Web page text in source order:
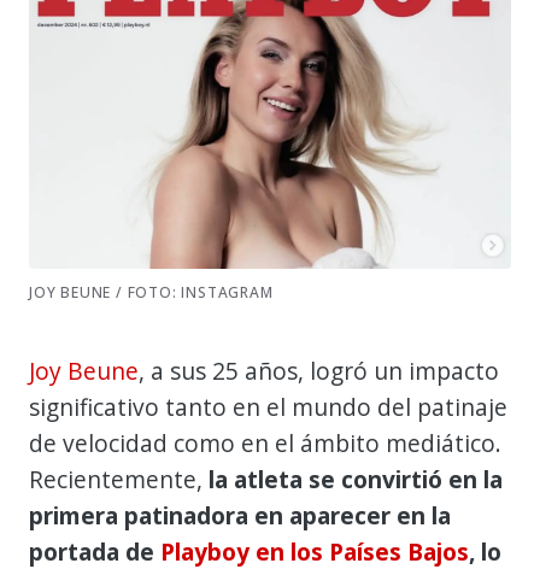
JOY BEUNE / FOTO: INSTAGRAM
Joy Beune, a sus 25 años, logró un impacto
significativo tanto en el mundo del patinaje
de velocidad como en el ámbito mediático.
Recientemente, la atleta se convirtió en la
primera patinadora en aparecer en la
portada de Playboy en los Países Bajos, lo